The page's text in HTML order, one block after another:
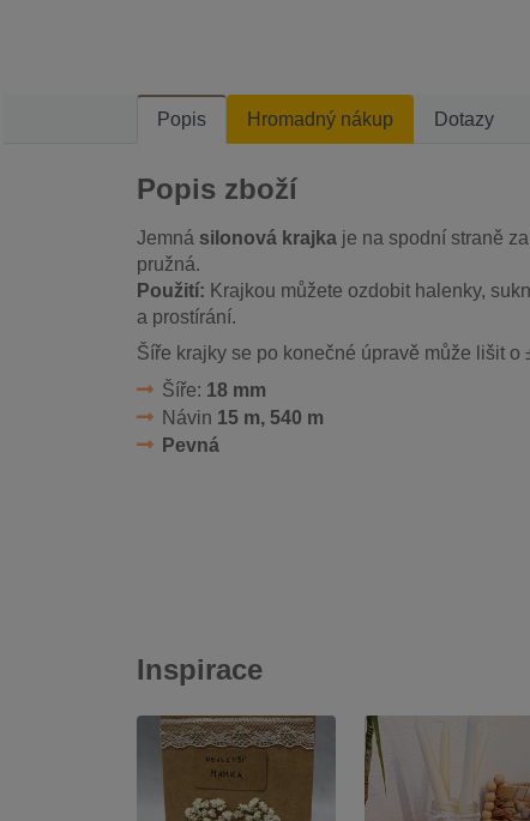
Popis Hromadný nákup Dotazy
Popis zboží
Jemná silonová krajka je na spodní straně
pružná.
Použití: Krajkou můžete ozdobit halenky,
a prostírání.
Šíře krajky se po konečné úpravě může lišit o
Šíře: 18 mm
Návin 15 m, 540 m
Pevná
Inspirace